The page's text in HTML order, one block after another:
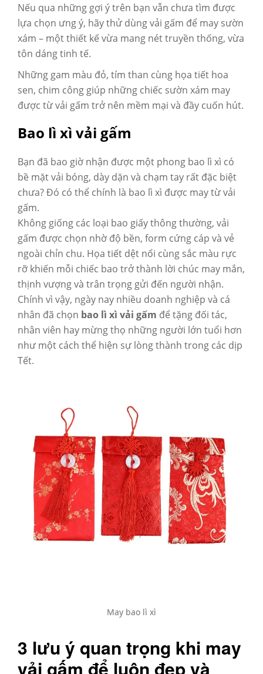
Nếu qua những gợi ý trên bạn vẫn chưa tìm được
lựa chọn ưng ý, hãy thử dùng vải gấm để may sườn
xám – một thiết kế vừa mang nét truyền thống, vừa
tôn dáng tinh tế.
Những gam màu đỏ, tím than cùng họa tiết hoa
sen, chim công giúp những chiếc sườn xám may
được từ vải gấm trở nên mềm mại và đầy cuốn hút.
Bao lì xì vải gấm
Bạn đã bao giờ nhận được một phong bao lì xì có
bề mặt vải bóng, dày dặn và chạm tay rất đặc biệt
chưa? Đó có thể chính là bao lì xì được may từ vải
gấm.
Không giống các loại bao giấy thông thường, vải
gấm được chọn nhờ độ bền, form cứng cáp và vẻ
ngoài chỉn chu. Họa tiết dệt nổi cùng sắc màu rực
rỡ khiến mỗi chiếc bao trở thành lời chúc may mắn,
thịnh vượng và trân trọng gửi đến người nhận.
Chính vì vậy, ngày nay nhiều doanh nghiệp và cá
nhân đã chọn bao lì xì vải gấm để tặng đối tác,
nhân viên hay mừng thọ những người lớn tuổi hơn
như một cách thể hiện sự lòng thành trong các dịp
Tết.
May bao lì xì
3 lưu ý quan trọng khi may
vải gấm để luôn đẹp và